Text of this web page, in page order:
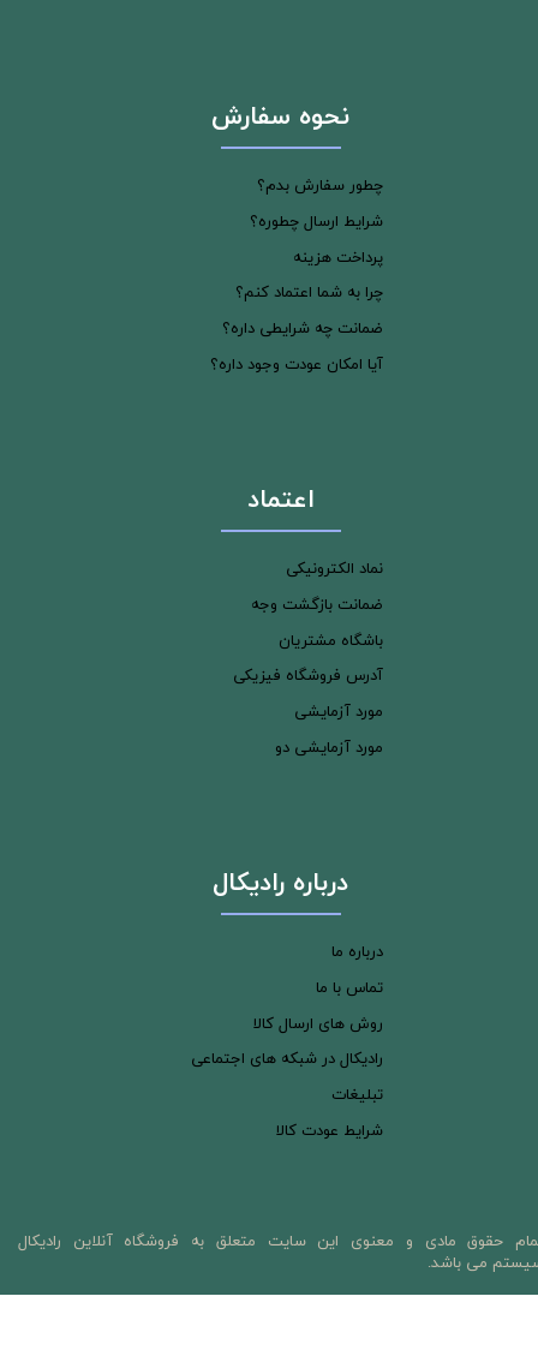
نحوه سفارش
چطور سفارش بدم؟
شرایط ارسال چطوره؟
پرداخت هزینه
چرا به شما اعتماد کنم؟
ضمانت چه شرایطی داره؟
آیا امکان عودت وجود داره؟
حقوق مادی و معنوی این سایت متعلق به فروشگاه آنلاین رادیکال
می باشد.
اعتماد
نماد الکترونیکی
ضمانت بازگشت وجه
باشگاه مشتریان
آدرس فروشگاه فیزیکی
مورد آزمایشی
مورد آزمایشی دو
درباره رادیکال
درباره ما
تماس با ما
روش های ارسال کالا
رادیکال در شبکه های اجتماعی
تبلیغات
شرایط عودت کالا